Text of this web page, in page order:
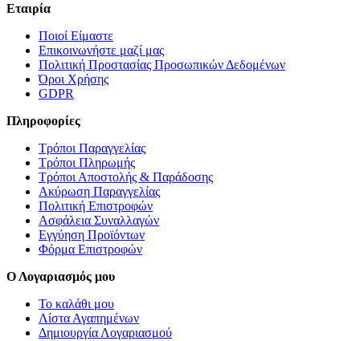
Εταιρία
Ποιοί Είμαστε
Επικοινωνήστε μαζί μας
Πολιτική Προστασίας Προσωπικών Δεδομένων
Όροι Χρήσης
GDPR
Πληροφορίες
Τρόποι Παραγγελίας
Τρόποι Πληρωμής
Τρόποι Αποστολής & Παράδοσης
Ακύρωση Παραγγελίας
Πολιτική Επιστροφών
Ασφάλεια Συναλλαγών
Εγγύηση Προϊόντων
Φόρμα Επιστροφών
Ο Λογαριασμός μου
Το καλάθι μου
Λίστα Αγαπημένων
Δημιουργία Λογαριασμού